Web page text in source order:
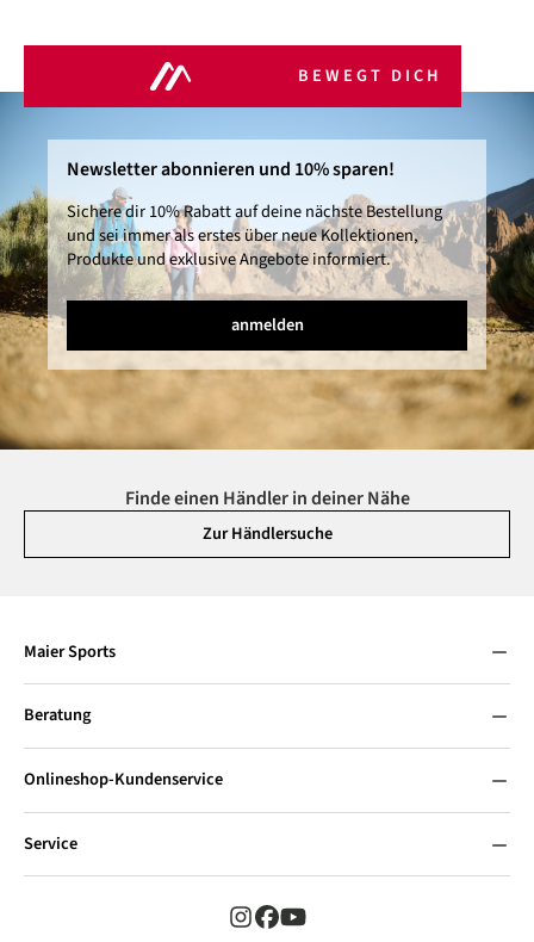
BEWEGT DICH
Newsletter abonnieren und 10% sparen!
Sichere dir 10% Rabatt auf deine nächste Bestellung
und sei immer als erstes über neue Kollektionen,
Produkte und exklusive Angebote informiert.
anmelden
Finde einen Händler in deiner Nähe
Zur Händlersuche
Maier Sports
Beratung
Onlineshop-Kundenservice
Service